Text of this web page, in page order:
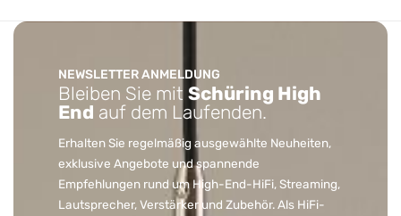
NEWSLETTER ANMELDUNG
Bleiben Sie mit Schüring High
End auf dem Laufenden.
Erhalten Sie regelmäßig ausgewählte Neuheiten,
exklusive Angebote und spannende
Empfehlungen rund um High-End-HiFi, Streaming,
Lautsprecher, Verstärker und Zubehör. Als HiFi-